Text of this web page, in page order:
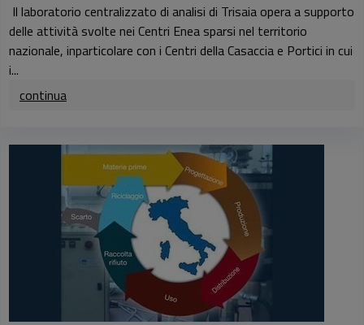
Il laboratorio centralizzato di analisi di Trisaia opera a supporto
delle attività svolte nei Centri Enea sparsi nel territorio
nazionale, inparticolare con i Centri della Casaccia e Portici in cui
i...
continua